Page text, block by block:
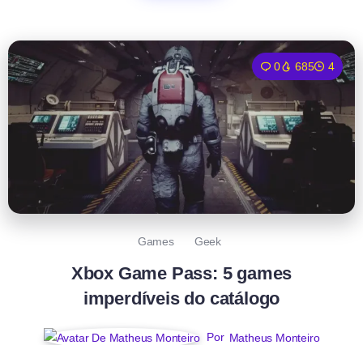
0 685 4
Games Geek
Xbox Game Pass: 5 games
imperdíveis do catálogo
Por Matheus Monteiro